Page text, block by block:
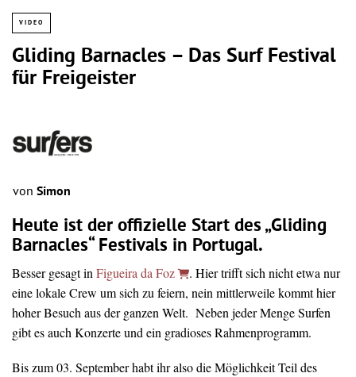
VIDEO
Gliding Barnacles – Das Surf Festival
für Freigeister
von Simon
Heute ist der offizielle Start des „Gliding
Barnacles“ Festivals in Portugal.
Besser gesagt in Figueira da Foz
. Hier trifft sich nicht etwa nur
eine lokale Crew um sich zu feiern, nein mittlerweile kommt hier
hoher Besuch aus der ganzen Welt. Neben jeder Menge Surfen
gibt es auch Konzerte und ein gradioses Rahmenprogramm.
Bis zum 03. September habt ihr also die Möglichkeit Teil des